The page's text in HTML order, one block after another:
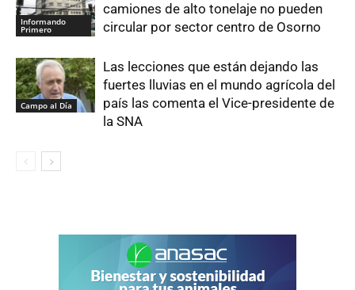
Informando
Primero
camiones de alto tonelaje no pueden
circular por sector centro de Osorno
Campo al Día
Las lecciones que están dejando las
fuertes lluvias en el mundo agrícola del
país las comenta el Vice-presidente de
la SNA